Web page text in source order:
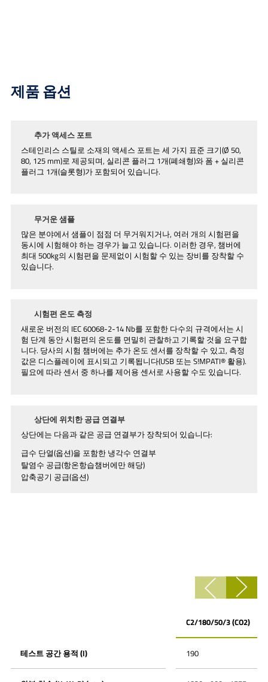
제품 옵션
추가 액세스 포트
스테인리스 스틸로 소재의 액세스 포트는 세 가지 표준 크기(Ø 50,
80, 125 mm)로 제공되며, 실리콘 플러그 1개(폐쇄형)와 폼 + 실리콘
플러그 1개(슬롯형)가 포함되어 있습니다.
무거운 샘플
많은 분야에서 샘플이 점점 더 무거워지거나, 여러 개의 시험편을
동시에 시험해야 하는 경우가 늘고 있습니다. 이러한 경우, 챔버에
최대 500kg의 시험편을 문제없이 시험할 수 있는 장비를 장착할 수
있습니다.
시험편 온도 측정
새로운 버전의 IEC 60068-2-14 Nb를 포함한 다수의 규격에서는 시
험 단계 동안 시험편의 온도를 면밀히 관찰하고 기록할 것을 요구합
니다. 당사의 시험 챔버에는 추가 온도 센서를 장착할 수 있고, 측정
값은 디스플레이에 표시되고 기록됩니다(USB 또는 S!MPATI® 활용).
필요에 따라 센서 중 하나를 제어용 센서로 사용할 수도 있습니다.
상단에 위치한 공급 연결부
상단에는 다음과 같은 공급 연결부가 장착되어 있습니다:
급수 단열(옵션)을 포함한 냉각수 연결부
탈염수 공급(항온항습챔버에만 해당)
압축공기 공급(옵션)
테스트 공간 용적 (l) 190